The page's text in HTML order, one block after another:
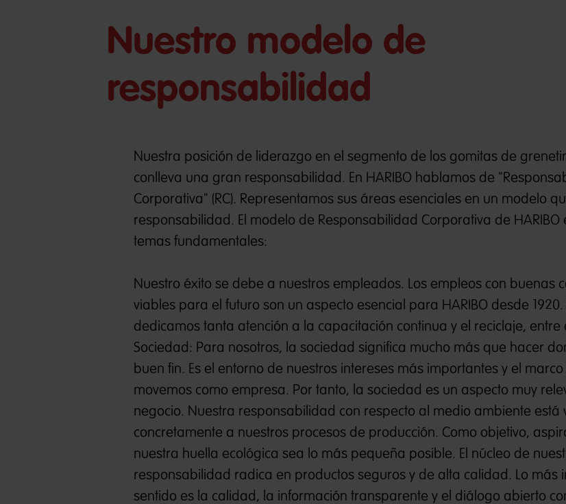
Nuestro modelo de
responsabilidad
Nuestra posición de liderazgo en el segmento de los gomitas de
conlleva una gran responsabilidad. En HARIBO hablamos de
Corporativa" (RC). Representamos sus áreas esenciales en un modelo
responsabilidad. El modelo de Responsabilidad Corporativa de HARIBO
temas fundamentales:
Nuestro éxito se debe a nuestros empleados. Los empleos con buenas
viables para el futuro son un aspecto esencial para HARIBO desde 1920.
dedicamos tanta atención a la capacitación continua y el reciclaje, entre
Sociedad: Para nosotros, la sociedad significa mucho más que hacer
buen fin. Es el entorno de nuestros intereses más importantes y el
movemos como empresa. Por tanto, la sociedad es un aspecto muy
negocio. Nuestra responsabilidad con respecto al medio ambiente está
concretamente a nuestros procesos de producción. Como objetivo,
nuestra huella ecológica sea lo más pequeña posible. El núcleo de
responsabilidad radica en productos seguros y de alta calidad. Lo más
sentido es la calidad, la información transparente y el diálogo abierto